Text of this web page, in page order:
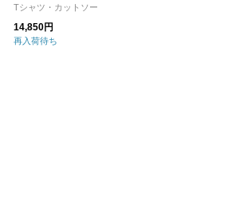
袖 プルオーバー シャツ “N
Tシャツ・カットソー
14,850円
再入荷待ち